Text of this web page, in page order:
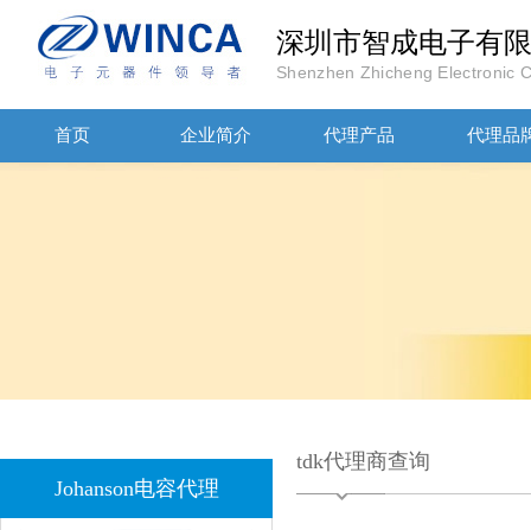
深圳市智成电子有
Shenzhen Zhicheng Electronic
首页 企业简介 代理产品 代理品
Johanson电容代理
JOHANOSN高压贴片电容1206/NPO/1000V/220PF/J档封装
tdk代理商查询